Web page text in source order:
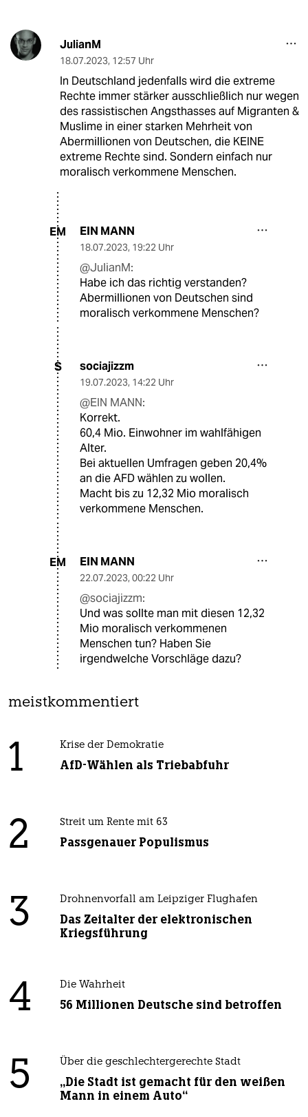
JulianM
18.07.2023, 12:57 Uhr
In Deutschland jedenfalls wird die extreme
Rechte immer stärker ausschließlich nur wegen
des rassistischen Angsthasses auf Migranten &
Muslime in einer starken Mehrheit von
Abermillionen von Deutschen, die KEINE
extreme Rechte sind. Sondern einfach nur
moralisch verkommene Menschen.
EM EIN MANN
18.07.2023, 19:22 Uhr
@JulianM:
Habe ich das richtig verstanden?
Abermillionen von Deutschen sind
moralisch verkommene Menschen?
S sociajizzm
19.07.2023, 14:22 Uhr
@EIN MANN:
Korrekt.
60,4 Mio. Einwohner im wahlfähigen
Alter.
Bei aktuellen Umfragen geben 20,4%
an die AFD wählen zu wollen.
Macht bis zu 12,32 Mio moralisch
verkommene Menschen.
EM EIN MANN
22.07.2023, 00:22 Uhr
@sociajizzm:
Und was sollte man mit diesen 12,32
Mio moralisch verkommenen
Menschen tun? Haben Sie
irgendwelche Vorschläge dazu?
meistkommentiert
1 Krise der Demokratie
AfD-Wählen als Triebabfuhr
2 Streit um Rente mit 63
Passgenauer Populismus
3 Drohnenvorfall am Leipziger Flughafen
Das Zeitalter der elektronischen
Kriegsführung
4 Die Wahrheit
56 Millionen Deutsche sind betroffen
5 Über die geschlechtergerechte Stadt
„Die Stadt ist gemacht für den weißen
Mann in einem Auto“